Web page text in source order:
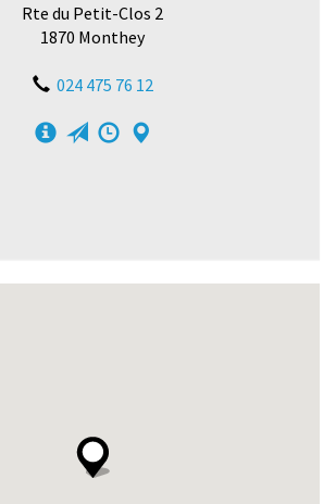
Rte du Petit-Clos 2
1870 Monthey
024 475 76 12